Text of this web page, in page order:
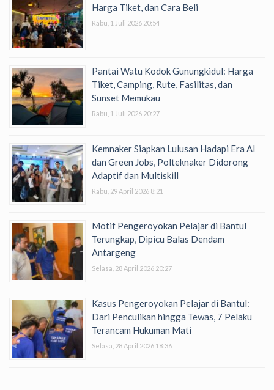
Harga Tiket, dan Cara Beli
Rabu, 1 Juli 2026 20:54
Pantai Watu Kodok Gunungkidul: Harga
Tiket, Camping, Rute, Fasilitas, dan
Sunset Memukau
Rabu, 1 Juli 2026 20:27
Kemnaker Siapkan Lulusan Hadapi Era AI
dan Green Jobs, Polteknaker Didorong
Adaptif dan Multiskill
Rabu, 29 April 2026 8:21
Motif Pengeroyokan Pelajar di Bantul
Terungkap, Dipicu Balas Dendam
Antargeng
Selasa, 28 April 2026 20:27
Kasus Pengeroyokan Pelajar di Bantul:
Dari Penculikan hingga Tewas, 7 Pelaku
Terancam Hukuman Mati
Selasa, 28 April 2026 18:36